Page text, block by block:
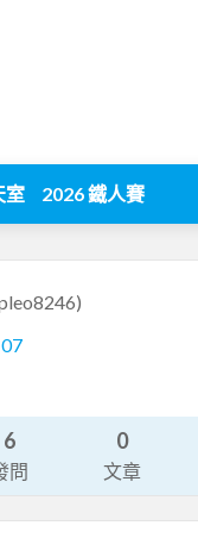
室 2026 鐵人賽
6
問
0
文章